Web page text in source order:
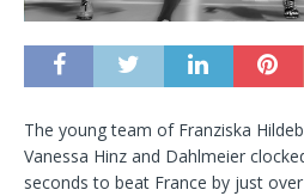
The young team of Franziska
Vanessa Hinz and Dahlmeier
seconds to beat France by just